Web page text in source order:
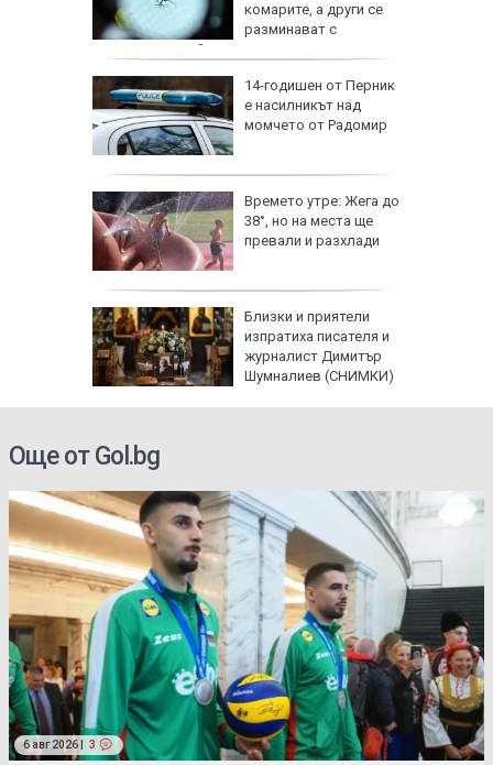
комарите, а други се
разминават с
ухапванията им?
14-годишен от Перник
е насилникът над
момчето от Радомир
Времето утре: Жега до
38°, но на места ще
превали и разхлади
Близки и приятели
изпратиха писателя и
журналист Димитър
Шумналиев (СНИМКИ)
Още от Gol.bg
6 авг 2026 | 3